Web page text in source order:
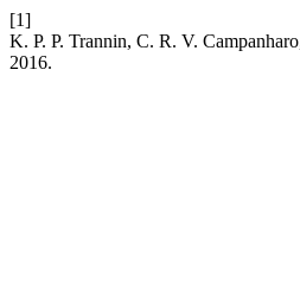
[1]
K. P. P. Trannin, C. R. V.
2016.